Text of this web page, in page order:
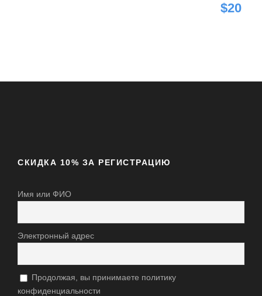
$20
СКИДКА 10% ЗА РЕГИСТРАЦИЮ
Имя или ФИО
Электронный адрес
Продолжая, вы принимаете политику
конфиденциальности